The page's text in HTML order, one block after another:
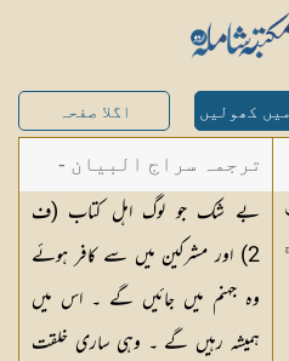
کھولیں اگلا صفحہ
ترجمہ سراج البیان -
مستفاد از ترجمتین
شاہ عبدالقادر دھلوی/
شاہ رفیع الدین دھلوی
بے شک جو لوگ اہل کتاب (ف
2) اور مشرکین میں سے کافر ہوئے
وہ جہنم میں جائیں گے ۔ اس میں
ہمیشہ رہیں گے ۔ وہی ساری خلقت